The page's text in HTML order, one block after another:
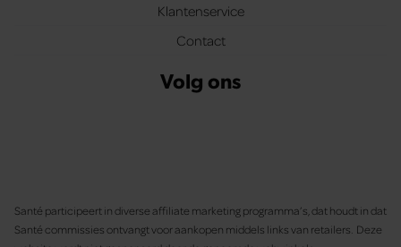
Klantenservice
Contact
Volg ons
Santé participeert in diverse affiliate marketing programma’s, dat houdt in dat
Santé commissies ontvangt voor aankopen middels links van retailers. Deze